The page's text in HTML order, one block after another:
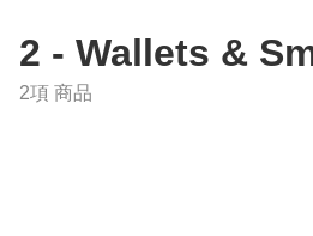
2 - Wallets &
2項 商品